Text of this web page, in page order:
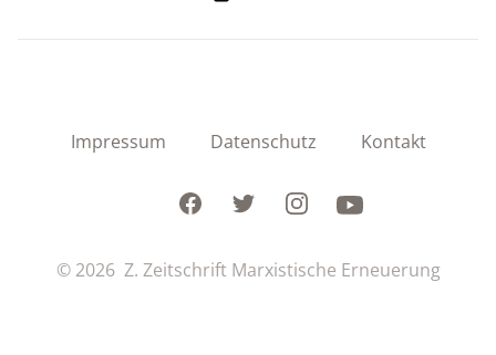
Impressum Datenschutz Kontakt
FacebookTwitterInstagramYoutube
© 2026 Z. Zeitschrift Marxistische Erneuerung